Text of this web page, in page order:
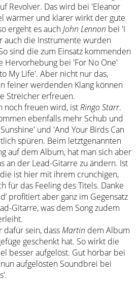
Revolver. Das wird bei 'Eleanor
wärmer und klarer wirkt der gute
ergeht es auchJohn Lennon bei 'I
auch die Instrumente wurden
sind die zum Einsatz kommenden
Hervorhebung bei 'For No One'
My Life'. Aber nicht nur das,
feiner werdenden Klang können
Streicher erfreuen.
noch freuen wird, istRingo Starr.
ebenfalls mehr Schub und
und 'And Your Birds Can
spüren. Beim letztgenannten
auf dem Album, hat man sich aber
an der Lead-Gitarre zu ändern. Ist
ist hier mit ihrem crunchigen,
für das Feeling des Titels. Danke
profitiert aber ganz im Gegensatz
Gitarre, was dem Song zudem
dafür sein, dass Martin dem Album
geschenkt hat. So wirkt die
besser aufgelöst. Gut hörbar bei
aufgelösten Soundbrei bei